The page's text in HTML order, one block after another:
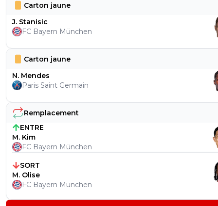
Carton jaune
J. Stanisic
FC Bayern München
Carton jaune
N. Mendes
Paris Saint Germain
Remplacement
ENTRE
M. Kim
FC Bayern München
SORT
M. Olise
FC Bayern München